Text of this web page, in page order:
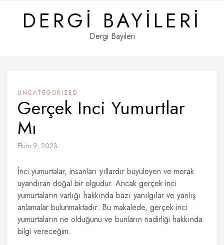
contentDERGI BAYILERI
Dergi Bayileri
UNCATEGORIZED
Gerçek Inci Yumurtlar
Mı
Ekim 9, 2023
İnci yumurtalar, insanları yıllardır büyüleyen ve merak
uyandıran doğal bir olgudur. Ancak gerçek inci
yumurtaların varlığı hakkında bazı yanılgılar ve yanlış
anlamalar bulunmaktadır. Bu makalede, gerçek inci
yumurtaların ne olduğunu ve bunların nadirliği hakkında
bilgi vereceğim.